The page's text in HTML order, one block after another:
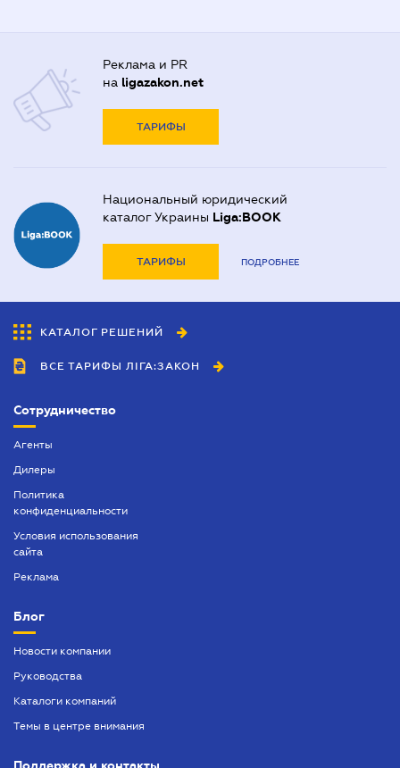
Реклама и PR
на ligazakon.net
ТАРИФЫ
Национальный юридический
каталог Украины Liga:BOOK
ТАРИФЫ ПОДРОБНЕЕ
КАТАЛОГ РЕШЕНИЙ
ВСЕ ТАРИФЫ ЛІГА:ЗАКОН
Сотрудничество
Агенты
Дилеры
Политика
конфиденциальности
Условия использования
сайта
Реклама
Блог
Новости компании
Руководства
Каталоги компаний
Темы в центре внимания